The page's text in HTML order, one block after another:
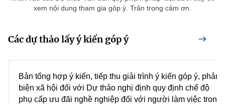
Sở Khoa học và Công nghệ
Chuyển đổi số
Sở hữu trí tuệ
Văn bản QPPL
Lấy ý kiến người dân về dự thảo VBQPPL
MST IOFFICE
Khoa học và Công nghệ
Multimedia
xem nội dung tham gia góp ý. Trân trọng cảm ơn.
Các dự thảo lấy ý kiến góp ý
Bản tổng hợp ý kiến, tiếp thu giải trình ý kiến góp ý, phản
biện xã hội đối với Dự thảo nghị định quy định chế độ
phụ cấp ưu đãi nghề nghiệp đối với người làm việc trong